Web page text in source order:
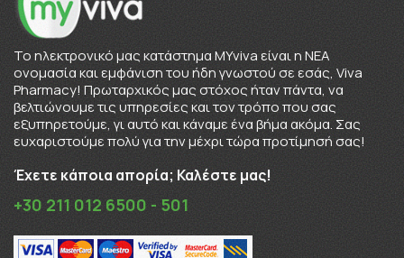
To ηλεκτρονικό μας κατάστημα MYviva είναι η ΝΕΑ
ονομασία και εμφάνιση του ήδη γνωστού σε εσάς, Viva
Pharmacy! Πρωταρχικός μας στόχος ήταν πάντα, να
βελτιώνουμε τις υπηρεσίες και τον τρόπο που σας
εξυπηρετούμε, γι αυτό και κάναμε ένα βήμα ακόμα. Σας
ευχαριστούμε πολύ για την μέχρι τώρα προτίμησή σας!
Έχετε κάποια απορία; Καλέστε μας!
+30 211 012 6500 - 501